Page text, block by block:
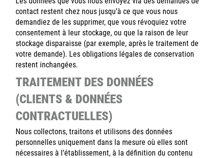
contact restent chez nous jusqu’à ce que vous nous
demandiez de les supprimer, que vous révoquiez votre
consentement à leur stockage, ou que la raison de leur
stockage disparaisse (par exemple, après le traitement de
votre demande). Les obligations légales de conservation
restent inchangées.
TRAITEMENT DES DONNÉES
(CLIENTS & DONNÉES
CONTRACTUELLES)
Nous collectons, traitons et utilisons des données
personnelles uniquement dans la mesure où elles sont
nécessaires à l’établissement, à la définition du contenu